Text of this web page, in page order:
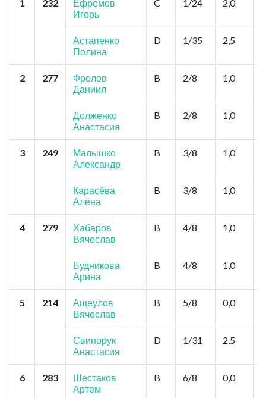
1 232
Ефремов
Игорь
C 1/24 2,0
Астапенко
Полина
D 1/35 2,5
2 277
Фролов
Даниил
B 2/8 1,0
Долженко
Анастасия
B 2/8 1,0
3 249
Малышко
Александр
B 3/8 1,0
Карасёва
Алёна
B 3/8 1,0
4 279
Хабаров
Вячеслав
B 4/8 1,0
Будникова
Арина
B 4/8 1,0
5 214
Ащеулов
Вячеслав
B 5/8 0,0
Свинорук
Анастасия
D 1/31 2,5
6 283
Шестаков
Артем
B 6/8 0,0